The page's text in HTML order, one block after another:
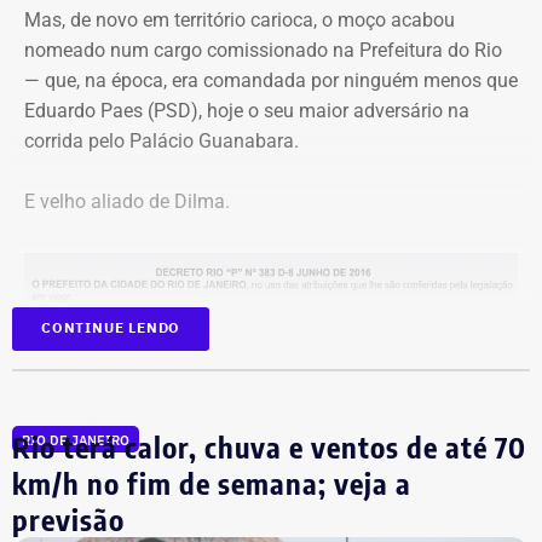
simplesmente deixe de existir.
Programação reúne música, livros, empreendedorismo e debates sobre
Festival de dança ocupa a Praça
Mauá com programação gratuita
Mas, de novo em território carioca, o moço acabou
nomeado num cargo comissionado na Prefeitura do Rio
— que, na época, era comandada por ninguém menos que
Eduardo Paes (PSD), hoje o seu maior adversário na
corrida pelo Palácio Guanabara.
E velho aliado de Dilma.
Na Secretaria municipal da Casa Civil, André Marinho
permaneceu até dezembro. Marcelo Crivella
(Republicanos) ganhou a eleição assumiu a prefeitura e,
passou o rodo nos cargos comissionados. No primeiro
CONTINUE LENDO
RIO DE JANEIRO
Rio terá calor, chuva e ventos de até 70
km/h no fim de semana; veja a
previsão